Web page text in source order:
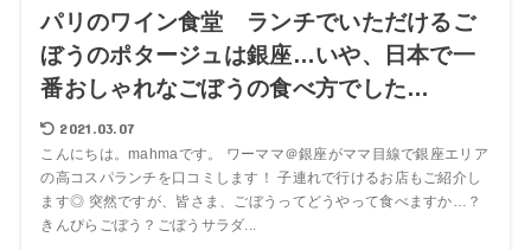
パリのワイン食堂 ランチでいただけるご
ぼうのポタージュは銀座…いや、日本で一
番おしゃれなごぼうの食べ方でした…
2021.03.07
こんにちは。mahmaです。 ワーママ＠銀座がママ目線で銀座エリア
の高コスパランチを口コミします！ 子連れで行けるお店もご紹介し
ます◎ 突然ですが、皆さま、ごぼうってどうやって食べますか…？
きんぴらごぼう？ごぼうサラダ...